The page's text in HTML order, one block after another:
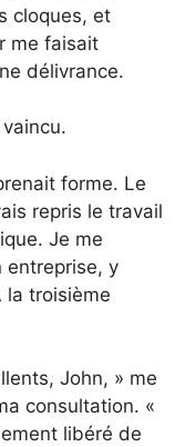
cloques, et
me faisait
délivrance.
vaincu.
forme. Le
repris le travail
Je me
entreprise, y
la troisième
John, » me
consultation. «
libéré de